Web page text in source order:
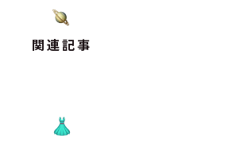
関連記事